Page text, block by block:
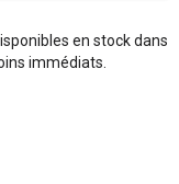
en stock dans
immédiats.